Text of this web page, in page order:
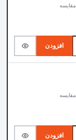
مقایسه
افزودن
مقایسه
افزودن